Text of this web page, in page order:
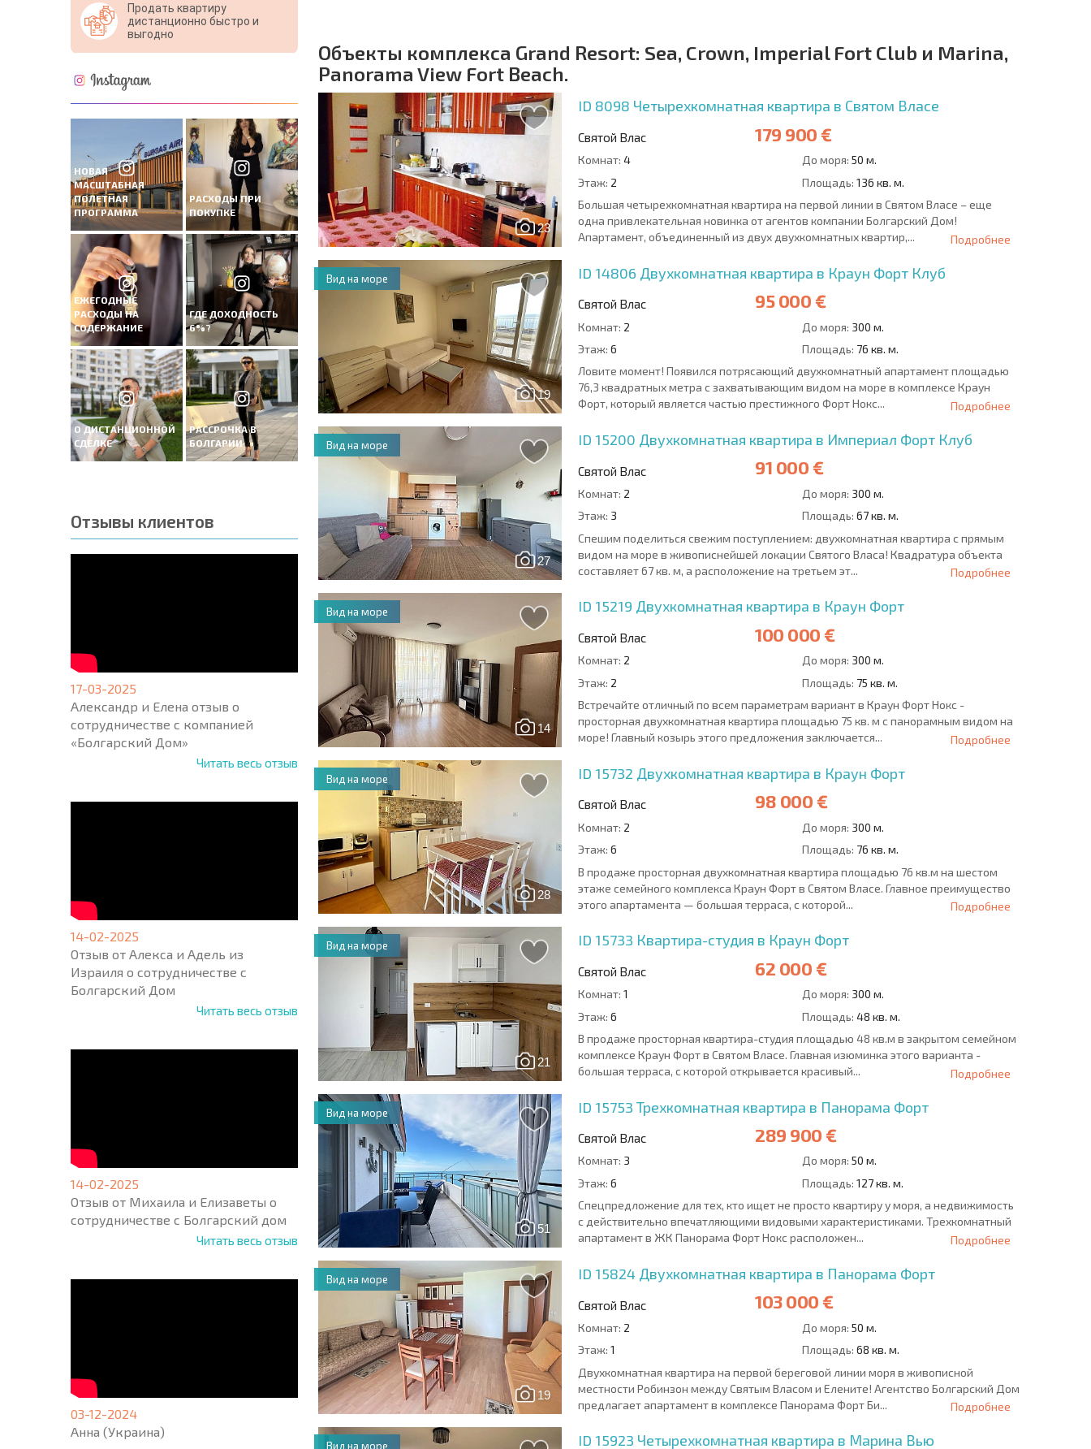
Продать квартиру
дистанционно быстро и
выгодно
НОВАЯ
МАСШТАБНАЯ
ПОЛЕТНАЯ
ПРОГРАММА
РАСХОДЫ ПРИ
ПОКУПКЕ
ЕЖЕГОДНЫЕ
РАСХОДЫ НА
СОДЕРЖАНИЕ
ГДЕ ДОХОДНОСТЬ
6%?
О ДИСТАНЦИОННОЙ
СДЕЛКЕ
РАССРОЧКА В
БОЛГАРИИ
Отзывы клиентов
17-03-2025
Александр и Елена отзыв о
сотрудничестве с компанией
«Болгарский Дом»
Читать весь отзыв
14-02-2025
Отзыв от Алекса и Адель из
Израиля о сотрудничестве с
Болгарский Дом
Читать весь отзыв
14-02-2025
Отзыв от Михаила и Елизаветы о
сотрудничестве с Болгарский дом
Читать весь отзыв
03-12-2024
Анна (Украина)
Объекты комплекса Grand Resort: Sea, Crown, Imperial Fort Club и Marina,
Panorama View Fort Beach.
23
ID 8098 Четырехкомнатная квартира в Святом Власе
Святой Влас 179 900 €
Комнат: 4 До моря: 50 м.
Этаж: 2 Площадь: 136 кв. м.
Большая четырехкомнатная квартира на первой линии в Святом Власе – еще
одна привлекательная новинка от агентов компании Болгарский Дом!
Апартамент, объединенный из двух двухкомнатных квартир,...
Подробнее
19
ID 14806 Двухкомнатная квартира в Краун Форт Клуб
Святой Влас 95 000 €
Комнат: 2 До моря: 300 м.
Этаж: 6 Площадь: 76 кв. м.
Вид на море
Ловите момент! Появился потрясающий двухкомнатный апартамент площадью
76,3 квадратных метра с захватывающим видом на море в комплексе Краун
Форт, который является частью престижного Форт Нокс...
Подробнее
27
ID 15200 Двухкомнатная квартира в Империал Форт Клуб
Святой Влас 91 000 €
Комнат: 2 До моря: 300 м.
Этаж: 3 Площадь: 67 кв. м.
Вид на море
Спешим поделиться свежим поступлением: двухкомнатная квартира с прямым
видом на море в живописнейшей локации Святого Власа! Квадратура объекта
составляет 67 кв. м, а расположение на третьем эт...
Подробнее
14
ID 15219 Двухкомнатная квартира в Краун Форт
Святой Влас 100 000 €
Комнат: 2 До моря: 300 м.
Этаж: 2 Площадь: 75 кв. м.
Вид на море
Встречайте отличный по всем параметрам вариант в Краун Форт Нокс -
просторная двухкомнатная квартира площадью 75 кв. м с панорамным видом на
море! Главный козырь этого предложения заключается...
Подробнее
28
ID 15732 Двухкомнатная квартира в Краун Форт
Святой Влас 98 000 €
Комнат: 2 До моря: 300 м.
Этаж: 6 Площадь: 76 кв. м.
Вид на море
В продаже просторная двухкомнатная квартира площадью 76 кв.м на шестом
этаже семейного комплекса Краун Форт в Святом Власе. Главное преимущество
этого апартамента — большая терраса, с которой...
Подробнее
21
ID 15733 Квартира-студия в Краун Форт
Святой Влас 62 000 €
Комнат: 1 До моря: 300 м.
Этаж: 6 Площадь: 48 кв. м.
Вид на море
В продаже просторная квартира-студия площадью 48 кв.м в закрытом семейном
комплексе Краун Форт в Святом Власе. Главная изюминка этого варианта -
большая терраса, с которой открывается красивый...
Подробнее
51
ID 15753 Трехкомнатная квартира в Панорама Форт
Святой Влас 289 900 €
Комнат: 3 До моря: 50 м.
Этаж: 6 Площадь: 127 кв. м.
Вид на море
Спецпредложение для тех, кто ищет не просто квартиру у моря, а недвижимость
с действительно впечатляющими видовыми характеристиками. Трехкомнатный
апартамент в ЖК Панорама Форт Нокс расположен...
Подробнее
19
ID 15824 Двухкомнатная квартира в Панорама Форт
Святой Влас 103 000 €
Комнат: 2 До моря: 50 м.
Этаж: 1 Площадь: 68 кв. м.
Вид на море
Двухкомнатная квартира на первой береговой линии моря в живописной
местности Робинзон между Святым Власом и Елените! Агентство Болгарский Дом
предлагает апартамент в комплексе Панорама Форт Би...
Подробнее
ID 15923 Четырехкомнатная квартира в Марина Вью
Вид на море